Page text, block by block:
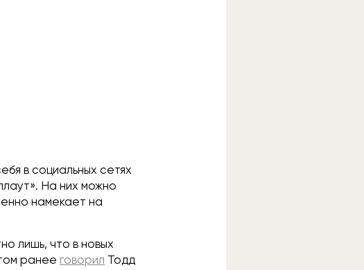
в социальных сетях
На них можно
намекает на
лишь, что в новых
ранее говорил Тодд